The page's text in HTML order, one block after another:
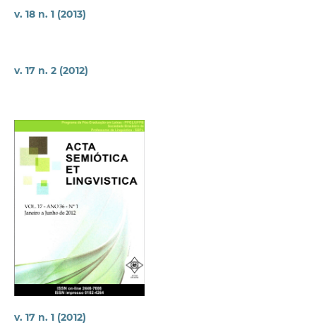
v. 18 n. 1 (2013)
v. 17 n. 2 (2012)
v. 17 n. 1 (2012)